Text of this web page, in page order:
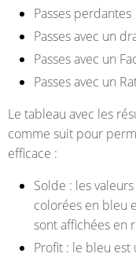
Passes perdantes
Passes avec un
Passes avec un
Passes avec un
Le tableau avec les
comme suit pour
efficace :
Solde : les
colorées en bleu
sont affichées en
Profit : le bleu